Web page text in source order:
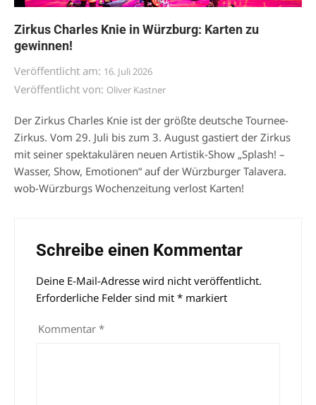
Zirkus Charles Knie in Würzburg: Karten zu
gewinnen!
Veröffentlicht am: 16. Juli 2026
Veröffentlicht von: Oliver Kastner
Der Zirkus Charles Knie ist der größte deutsche Tournee-
Zirkus. Vom 29. Juli bis zum 3. August gastiert der Zirkus
mit seiner spektakulären neuen Artistik-Show „Splash! –
Wasser, Show, Emotionen“ auf der Würzburger Talavera.
wob-Würzburgs Wochenzeitung verlost Karten!
Schreibe einen Kommentar
Deine E-Mail-Adresse wird nicht veröffentlicht.
Erforderliche Felder sind mit * markiert
Kommentar *
Alternative: